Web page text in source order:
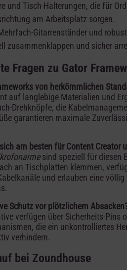
und Tisch-Halterungen, die für
am Arbeitsplatz sorgen.
Gitarrenständer und
zusammenklappen und sicher
Fragen zu Gator
von herkömmlichen
auf langlebige Materialien und
Drehknöpfe, die
garantieren maximale
am besten für Content Creator
sind speziell für diesen
an Tischplatten klemmen,
und erlauben eine
Schutz vor plötzlichem
verfügen über Sicherheits-Pins
die ein unkontrolliertes
verhindern.
bei Zoundhouse